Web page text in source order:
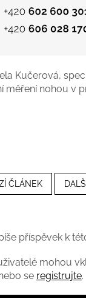
Kučerová,
měření nohou v
ČLÁNEK
příspěvek k
mohou
se registrujte.